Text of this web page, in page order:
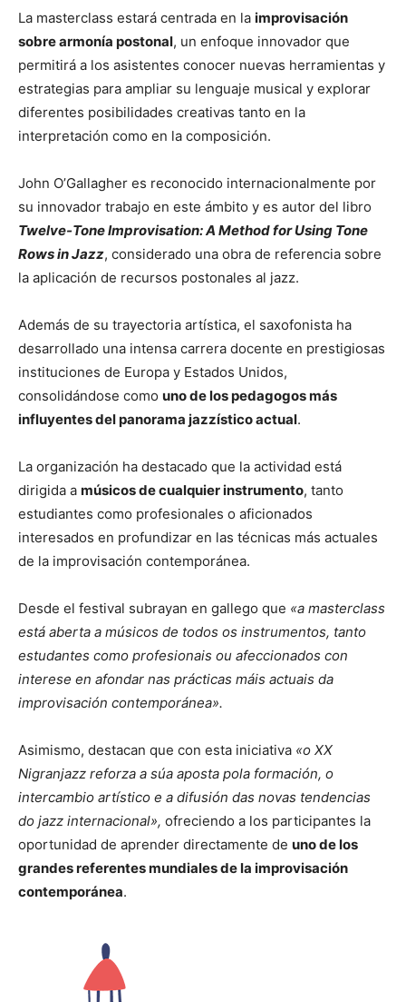
La masterclass estará centrada en la improvisación
sobre armonía postonal, un enfoque innovador que
permitirá a los asistentes conocer nuevas herramientas y
estrategias para ampliar su lenguaje musical y explorar
diferentes posibilidades creativas tanto en la
interpretación como en la composición.
John O’Gallagher es reconocido internacionalmente por
su innovador trabajo en este ámbito y es autor del libro
Twelve-Tone Improvisation: A Method for Using Tone
Rows in Jazz, considerado una obra de referencia sobre
la aplicación de recursos postonales al jazz.
Además de su trayectoria artística, el saxofonista ha
desarrollado una intensa carrera docente en prestigiosas
instituciones de Europa y Estados Unidos,
consolidándose como uno de los pedagogos más
influyentes del panorama jazzístico actual.
La organización ha destacado que la actividad está
dirigida a músicos de cualquier instrumento, tanto
estudiantes como profesionales o aficionados
interesados en profundizar en las técnicas más actuales
de la improvisación contemporánea.
Desde el festival subrayan en gallego que «a masterclass
está aberta a músicos de todos os instrumentos, tanto
estudantes como profesionais ou afeccionados con
interese en afondar nas prácticas máis actuais da
improvisación contemporánea».
Asimismo, destacan que con esta iniciativa «o XX
Nigranjazz reforza a súa aposta pola formación, o
intercambio artístico e a difusión das novas tendencias
do jazz internacional», ofreciendo a los participantes la
oportunidad de aprender directamente de uno de los
grandes referentes mundiales de la improvisación
contemporánea.